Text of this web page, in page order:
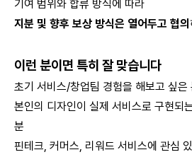
기여 범위와 합류 방식에 따라
지분 및 향후 보상 방식은 열어두고 협의
이런 분이면 특히 잘 맞습니다
초기 서비스/창업팀 경험을 해보고 싶은
본인의 디자인이 실제 서비스로 구현되
분
핀테크, 커머스, 리워드 서비스에 관심